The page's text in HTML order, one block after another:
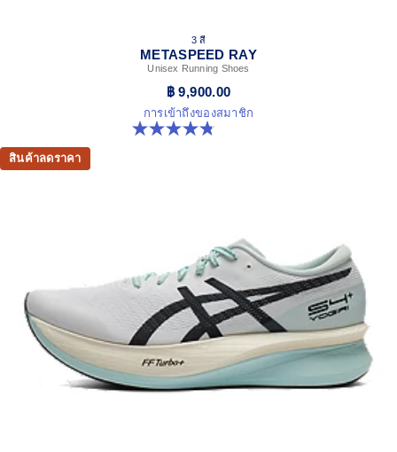
3 สี
METASPEED RAY
Unisex Running Shoes
฿ 9,900.00
การเข้าถึงของสมาชิก
4.8 จาก 5 ดาว 186 รีวิว
สินค้าลดราคา